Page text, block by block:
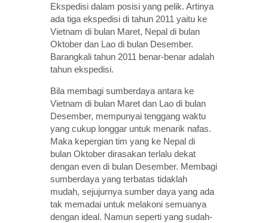
Ekspedisi dalam posisi yang pelik. Artinya
ada tiga ekspedisi di tahun 2011 yaitu ke
Vietnam di bulan Maret, Nepal di bulan
Oktober dan Lao di bulan Desember.
Barangkali tahun 2011 benar-benar adalah
tahun ekspedisi.
Bila membagi sumberdaya antara ke
Vietnam di bulan Maret dan Lao di bulan
Desember, mempunyai tenggang waktu
yang cukup longgar untuk menarik nafas.
Maka kepergian tim yang ke Nepal di
bulan Oktober dirasakan terlalu dekat
dengan even di bulan Desember. Membagi
sumberdaya yang terbatas tidaklah
mudah, sejujurnya sumber daya yang ada
tak memadai untuk melakoni semuanya
dengan ideal. Namun seperti yang sudah-